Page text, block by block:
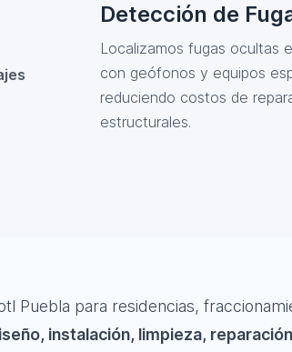
Detección de
Localizamos fugas ocultas
con geófonos y equipos
reduciendo costos de
estructurales.
Puebla para residencias,
instalación, limpieza,